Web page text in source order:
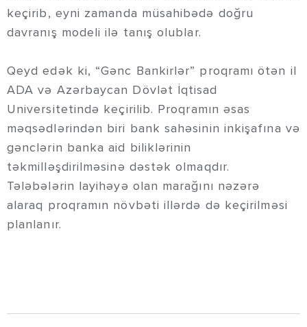
keçirib, eyni zamanda müsahibədə doğru
davranış modeli ilə tanış olublar.
Qeyd edək ki, “Gənc Bankirlər” proqramı ötən il
ADA və Azərbaycan Dövlət İqtisad
Universitetində keçirilib. Proqramın əsas
məqsədlərindən biri bank sahəsinin inkişafına və
gənclərin banka aid biliklərinin
təkmilləşdirilməsinə dəstək olmaqdır.
Tələbələrin layihəyə olan marağını nəzərə
alaraq proqramın növbəti illərdə də keçirilməsi
planlanır.